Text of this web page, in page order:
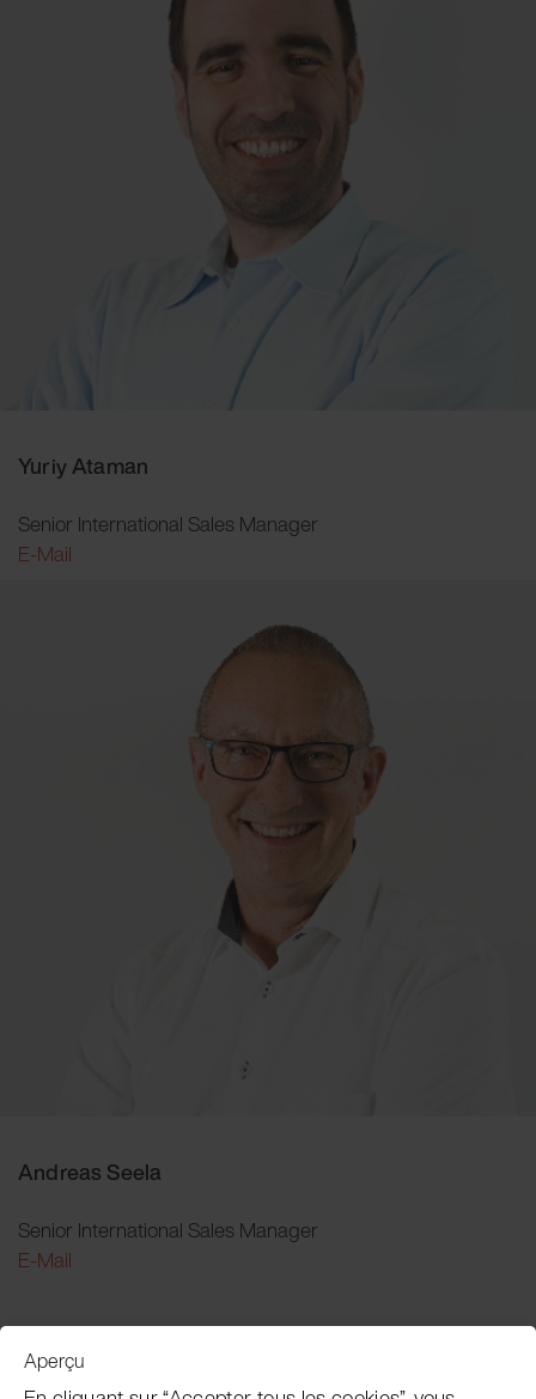
Yuriy Ataman
Senior International Sales Manager
E-Mail
Andreas Seela
Senior International Sales Manager
E-Mail
Service clientèle
Aperçu